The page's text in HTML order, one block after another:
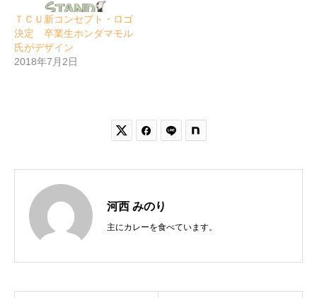
ＴＣＵ新コンセプト・ロゴ
決定 卒業生ホンダマモル
氏がデザイン
2018年7月2日
 
河西 みのり
主にカレーを食べています。